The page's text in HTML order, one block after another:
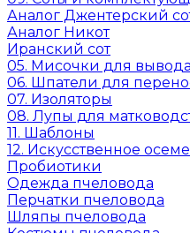
Аналог Джентерский
Аналог Никот
Иранский сот
05. Мисочки для
06. Шпатели для
07. Изоляторы
08. Лупы для
11. Шаблоны
12. Искусственное
Пробиотики
Одежда пчеловода
Перчатки пчеловода
Шляпы пчеловода